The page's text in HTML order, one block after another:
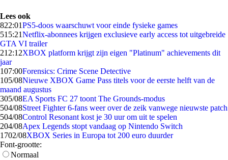
Lees ook
822:01PS5-doos waarschuwt voor einde fysieke games
515:21Netflix-abonnees krijgen exclusieve early access tot uitgebreide
GTA VI trailer
212:12XBOX platform krijgt zijn eigen "Platinum" achievements dit
jaar
107:00Forensics: Crime Scene Detective
105/08Nieuwe XBOX Game Pass titels voor de eerste helft van de
maand augustus
305/08EA Sports FC 27 toont The Grounds-modus
504/08Street Fighter 6-fans weer over de zeik vanwege nieuwste patch
504/08Control Resonant kost je 30 uur om uit te spelen
204/08Apex Legends stopt vandaag op Nintendo Switch
1702/08XBOX Series in Europa tot 200 euro duurder
Font-grootte:
Normaal